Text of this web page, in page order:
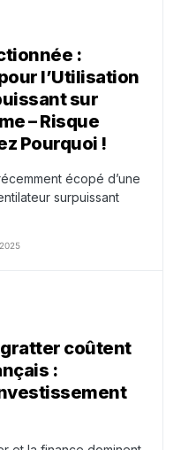
:
l’Utilisation
sur
– Risque
Pourquoi !
écopé d’une
surpuissant
gratter coûtent
: